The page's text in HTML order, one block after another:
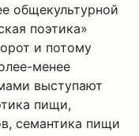
общекультурной
поэтика»
и потому
менее
выступают
пищи,
семантика пищи